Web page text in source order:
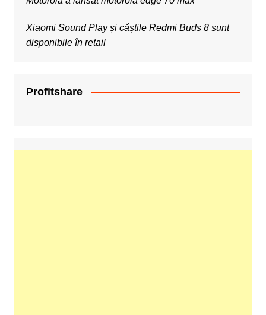
Xiaomi Sound Play și căștile Redmi Buds 8 sunt
disponibile în retail
Profitshare